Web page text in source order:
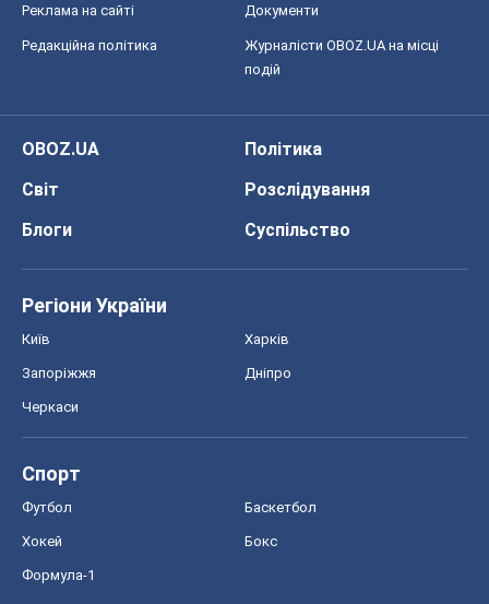
Реклама на сайті Документи
Редакційна політика
Журналісти OBOZ.UA на місці
подій
OBOZ.UA
Політика
Світ
Розслідування
Блоги
Суспільство
Регіони України
Київ Харків
Запоріжжя Дніпро
Черкаси
Спорт
Футбол Баскетбол
Хокей Бокс
Формула-1